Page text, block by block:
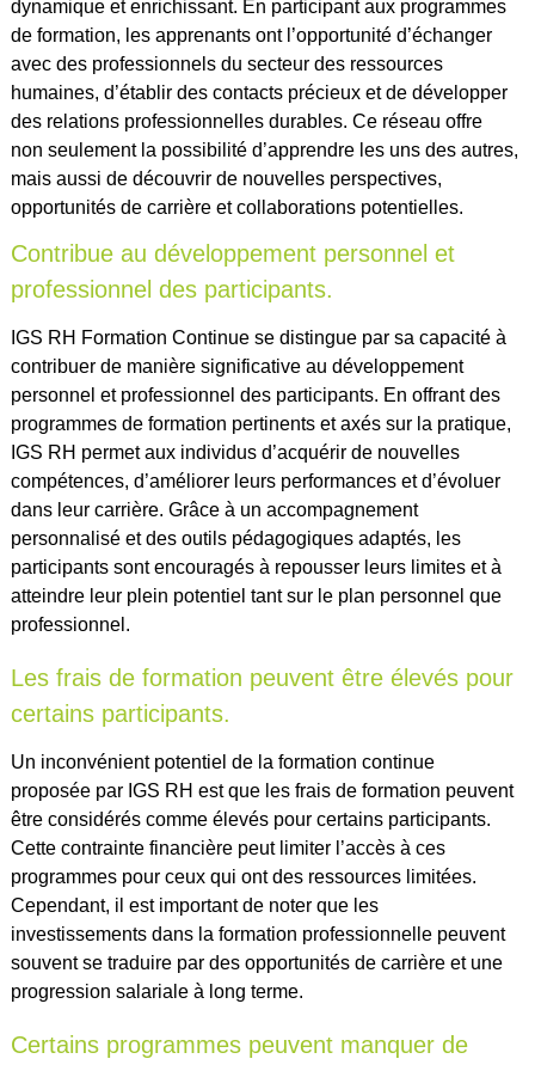
dynamique et enrichissant. En participant aux programmes
de formation, les apprenants ont l’opportunité d’échanger
avec des professionnels du secteur des ressources
humaines, d’établir des contacts précieux et de développer
des relations professionnelles durables. Ce réseau offre
non seulement la possibilité d’apprendre les uns des autres,
mais aussi de découvrir de nouvelles perspectives,
opportunités de carrière et collaborations potentielles.
Contribue au développement personnel et
professionnel des participants.
IGS RH Formation Continue se distingue par sa capacité à
contribuer de manière significative au développement
personnel et professionnel des participants. En offrant des
programmes de formation pertinents et axés sur la pratique,
IGS RH permet aux individus d’acquérir de nouvelles
compétences, d’améliorer leurs performances et d’évoluer
dans leur carrière. Grâce à un accompagnement
personnalisé et des outils pédagogiques adaptés, les
participants sont encouragés à repousser leurs limites et à
atteindre leur plein potentiel tant sur le plan personnel que
professionnel.
Les frais de formation peuvent être élevés pour
certains participants.
Un inconvénient potentiel de la formation continue
proposée par IGS RH est que les frais de formation peuvent
être considérés comme élevés pour certains participants.
Cette contrainte financière peut limiter l’accès à ces
programmes pour ceux qui ont des ressources limitées.
Cependant, il est important de noter que les
investissements dans la formation professionnelle peuvent
souvent se traduire par des opportunités de carrière et une
progression salariale à long terme.
Certains programmes peuvent manquer de